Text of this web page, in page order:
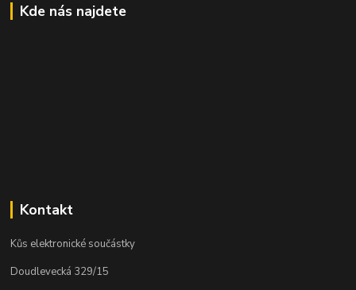
Kde nás najdete
Kontakt
Kůs elektronické součástky
Doudlevecká 329/15